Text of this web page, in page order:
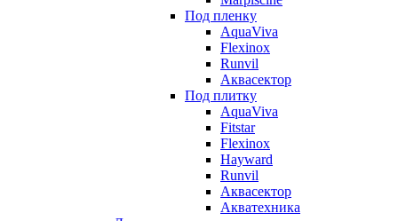
Под пленку
AquaViva
Flexinox
Runvil
Аквасектор
Под плитку
AquaViva
Fitstar
Flexinox
Hayward
Runvil
Аквасектор
Акватехника